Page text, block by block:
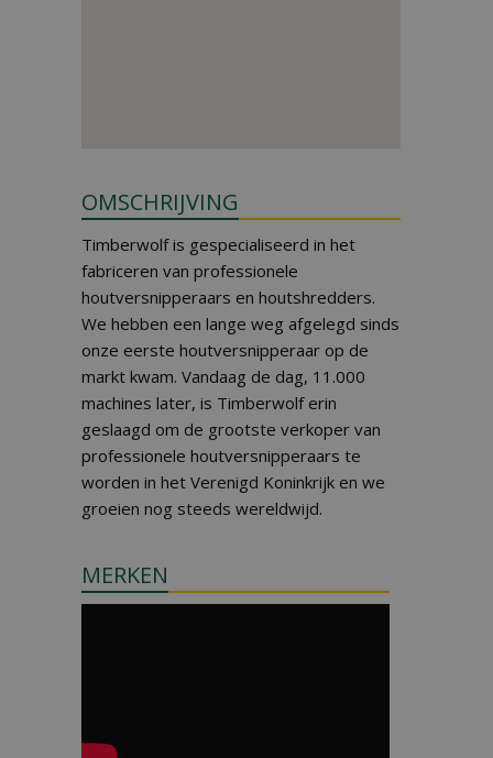
OMSCHRIJVING
Timberwolf is gespecialiseerd in het
fabriceren van professionele
houtversnipperaars en houtshredders.
We hebben een lange weg afgelegd sinds
onze eerste houtversnipperaar op de
markt kwam. Vandaag de dag, 11.000
machines later, is Timberwolf erin
geslaagd om de grootste verkoper van
professionele houtversnipperaars te
worden in het Verenigd Koninkrijk en we
groeien nog steeds wereldwijd.
MERKEN